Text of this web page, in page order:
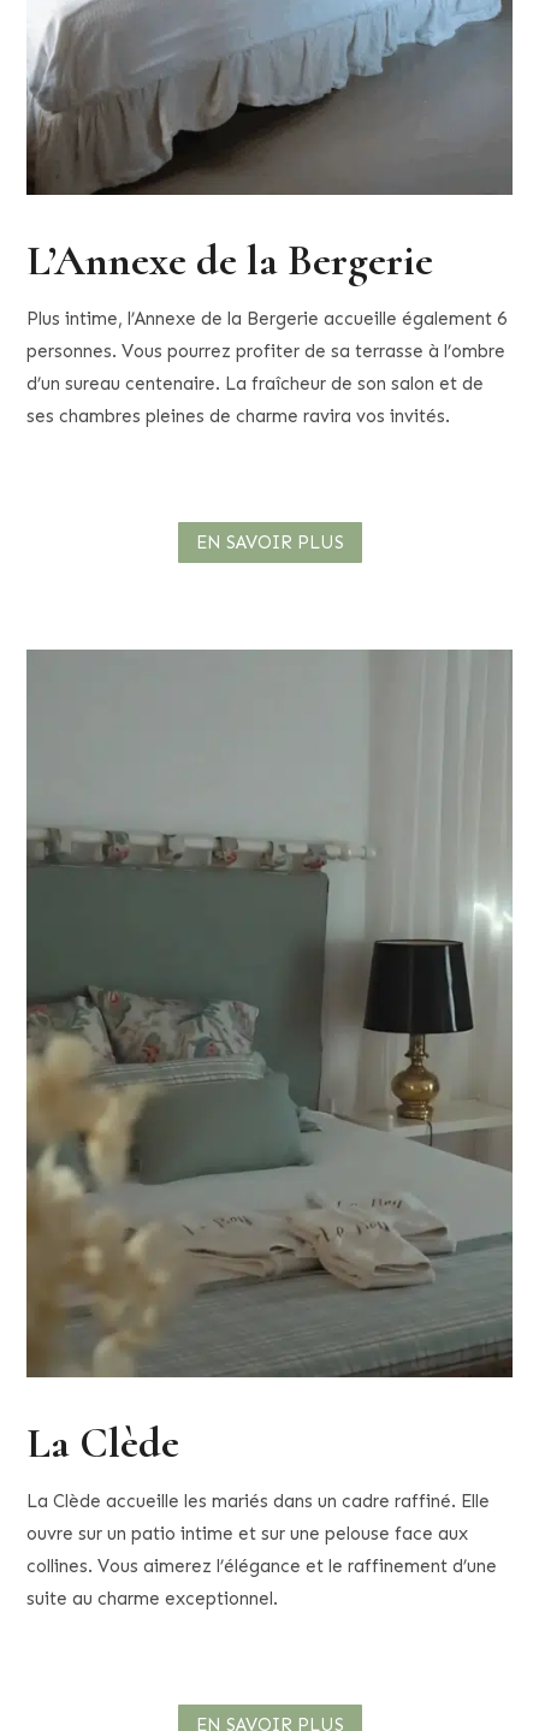
L’Annexe de la Bergerie
Plus intime, l’Annexe de la Bergerie accueille également 6
personnes. Vous pourrez profiter de sa terrasse à l’ombre
d’un sureau centenaire. La fraîcheur de son salon et de
ses chambres pleines de charme ravira vos invités.
EN SAVOIR PLUS
La Clède
La Clède accueille les mariés dans un cadre raffiné. Elle
ouvre sur un patio intime et sur une pelouse face aux
collines. Vous aimerez l’élégance et le raffinement d’une
suite au charme exceptionnel.
EN SAVOIR PLUS